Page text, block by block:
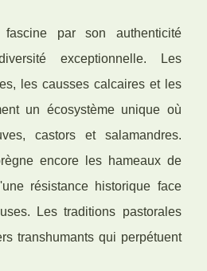
par son authenticité
exceptionnelle. Les
les causses calcaires et les
un écosystème unique où
castors et salamandres.
encore les hameaux de
résistance historique face
Les traditions pastorales
transhumants qui perpétuent